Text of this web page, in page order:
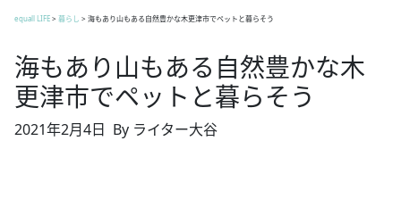
equall LIFE> 暮らし > 海もあり山もある自然豊かな木更津市でペットと暮らそう
海もあり山もある自然豊かな木
更津市でペットと暮らそう
2021年2月4日 By ライター大谷